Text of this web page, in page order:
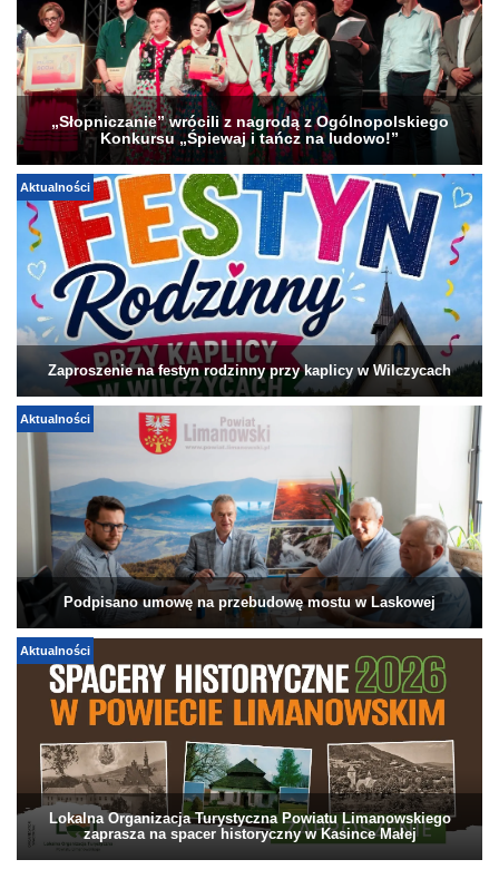
„Słopniczanie” wrócili z nagrodą z Ogólnopolskiego
Konkursu „Śpiewaj i tańcz na ludowo!”
Aktualności
Zaproszenie na festyn rodzinny przy kaplicy w Wilczycach
Aktualności
Podpisano umowę na przebudowę mostu w Laskowej
Aktualności
Lokalna Organizacja Turystyczna Powiatu Limanowskiego
zaprasza na spacer historyczny w Kasince Małej